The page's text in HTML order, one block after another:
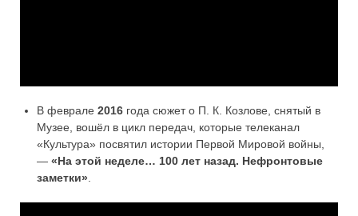
В феврале 2016 года сюжет о П. К. Козлове, снятый в
Музее, вошёл в цикл передач, которые телеканал
«Культура» посвятил истории Первой Мировой войны,
— «На этой неделе… 100 лет назад. Нефронтовые
заметки»